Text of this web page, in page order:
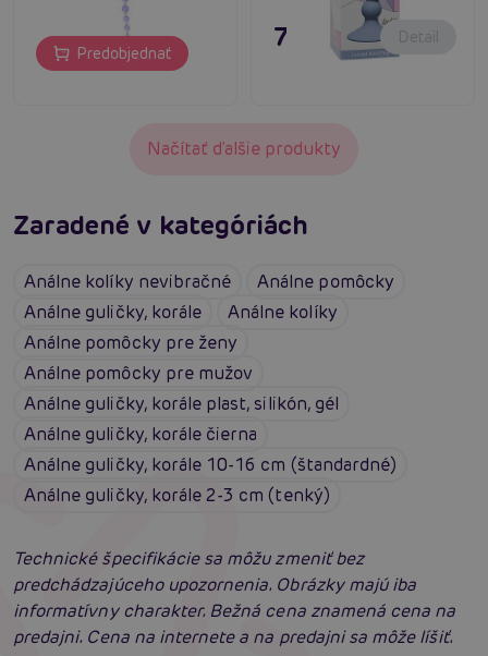
Predobjednať 7,80 € Detail
Načítať ďalšie produkty
Zaradené v kategóriách
Análne kolíky nevibračné
Análne pomôcky
Análne guličky, korále
Análne kolíky
Análne pomôcky pre ženy
Análne pomôcky pre mužov
Análne guličky, korále plast, silikón, gél
Análne guličky, korále čierna
Análne guličky, korále 10-16 cm (štandardné)
Análne guličky, korále 2-3 cm (tenký)
Technické špecifikácie sa môžu zmeniť bez
predchádzajúceho upozornenia. Obrázky majú iba
informatívny charakter. Bežná cena znamená cena na
predajni. Cena na internete a na predajni sa môže líšiť.